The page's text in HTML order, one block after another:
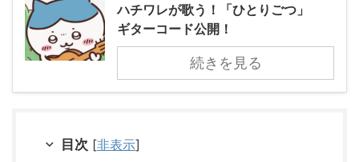
ハチワレが歌う！「ひとりごつ」
ギターコード公開！
続きを見る
目次 [非表示]